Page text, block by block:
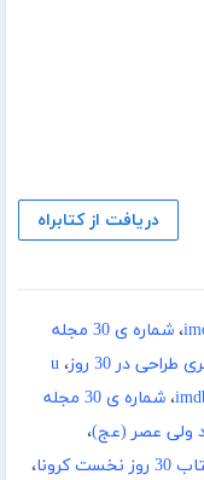
دریافت از کتابراه
،
شماره ی 30 مجله
طراحی در 30 روز ، u
،
شماره ی 30 مجله
،
نخست کرونا
،